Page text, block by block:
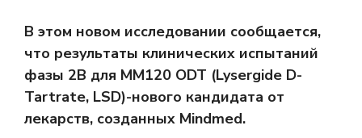
В этом новом исследовании сообщается,
что результаты клинических испытаний
фазы 2B для MM120 ODT (Lysergide D-
Tartrate, LSD)-нового кандидата от
лекарств, созданных Mindmed.